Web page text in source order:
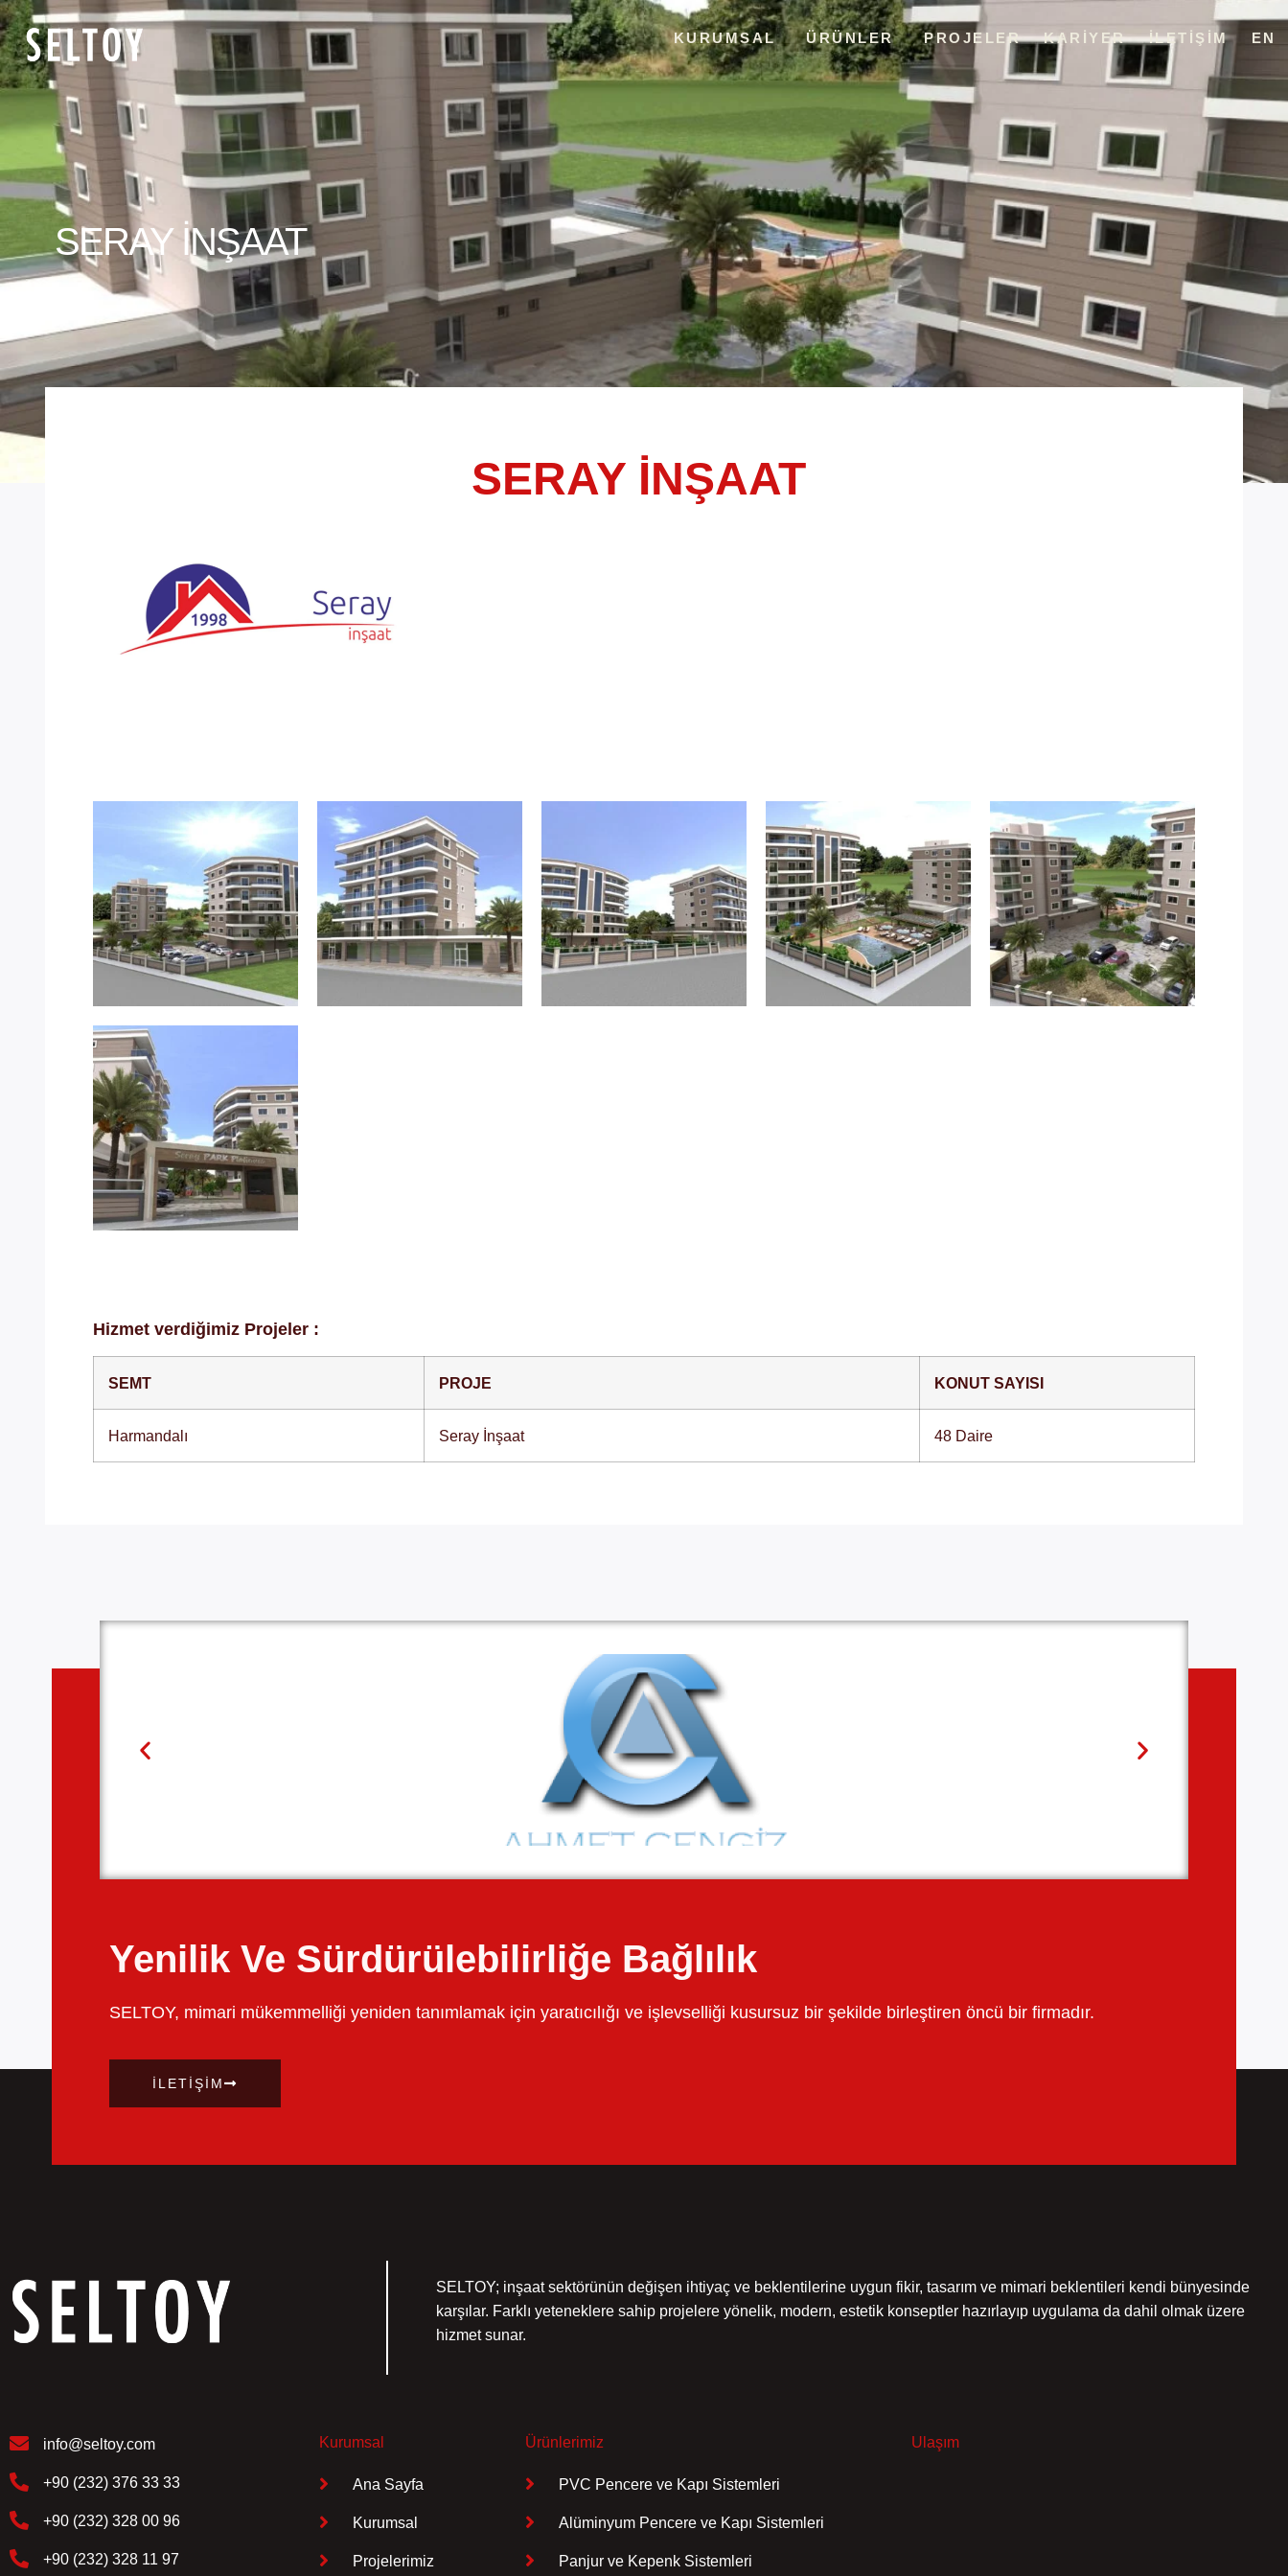
KURUMSAL ÜRÜNLER PROJELER KARIYER İLETIŞIM EN
SERAY İNŞAAT
SERAY İNŞAAT
Hizmet verdiğimiz Projeler :
SEMT PROJE KONUT SAYISI
Harmandalı Seray İnşaat 48 Daire
Yenilik Ve Sürdürülebilirliğe Bağlılık
SELTOY, mimari mükemmelliği yeniden tanımlamak için yaratıcılığı ve işlevselliği kusursuz bir şekilde birleştiren öncü bir firmadır.
İLETIŞIM
SELTOY; inşaat sektörünün değişen ihtiyaç ve beklentilerine uygun fikir, tasarım ve mimari beklentileri kendi bünyesinde
karşılar. Farklı yeteneklere sahip projelere yönelik, modern, estetik konseptler hazırlayıp uygulama da dahil olmak üzere
hizmet sunar.
info@seltoy.com
+90 (232) 376 33 33
+90 (232) 328 00 96
+90 (232) 328 11 97
Kurumsal
Ana Sayfa
Kurumsal
Projelerimiz
Ürünlerimiz
PVC Pencere ve Kapı Sistemleri
Alüminyum Pencere ve Kapı Sistemleri
Panjur ve Kepenk Sistemleri
Ulaşım